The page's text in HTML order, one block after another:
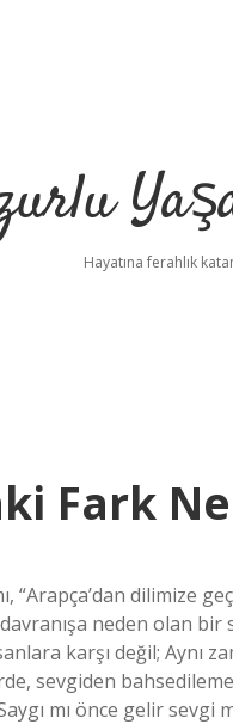
Hayatına ferahlık
Fark
“Arapça’dan dilimize
neden olan
karşı değil; Aynı
sevgiden
mı önce gelir sevgi